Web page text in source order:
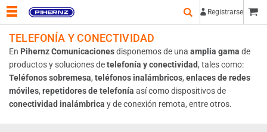
Registrarse
TELEFONÍA Y CONECTIVIDAD
En Pihernz Comunicacionesdisponemos de una amplia gama de
productos y soluciones detelefonía y conectividad, tales como:
Teléfonos sobremesa, teléfonos inalámbricos, enlaces de redes
móviles, repetidores de telefonía así como dispositivos de
conectividad inalámbrica y de conexión remota, entre otros.